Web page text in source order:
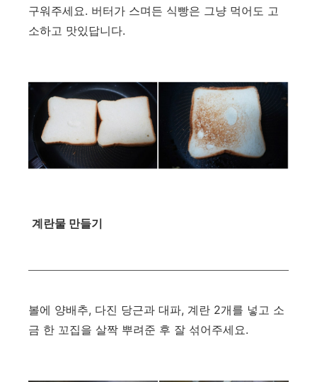
구워주세요. 버터가 스며든 식빵은 그냥 먹어도 고
소하고 맛있답니다.
계란물 만들기
볼에 양배추, 다진 당근과 대파, 계란 2개를 넣고 소
금 한 꼬집을 살짝 뿌려준 후 잘 섞어주세요.